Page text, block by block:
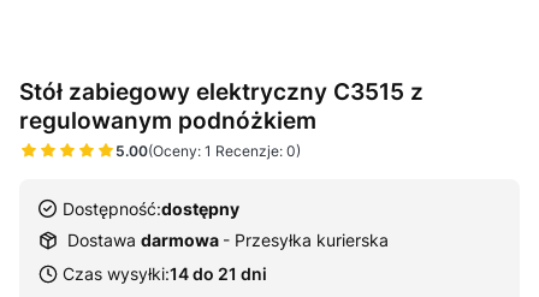
Stół zabiegowy elektryczny C3515 z
regulowanym podnóżkiem
5.00(Oceny: 1 Recenzje: 0)
Dostępność:dostępny
Dostawa darmowa - Przesyłka kurierska
Czas wysyłki:14 do 21 dni